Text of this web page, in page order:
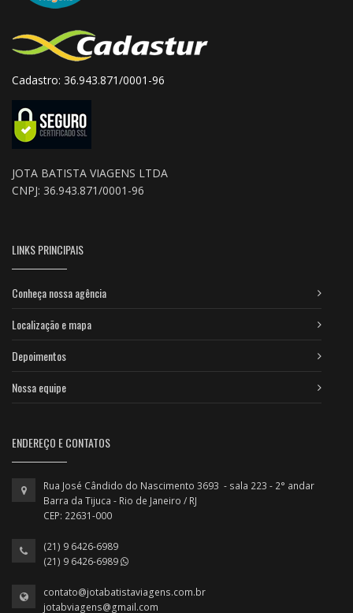
Cadastro: 36.943.871/0001-96
JOTA BATISTA VIAGENS LTDA
CNPJ: 36.943.871/0001-96
LINKS PRINCIPAIS
Conheça nossa agência
Localização e mapa
Depoimentos
Nossa equipe
ENDEREÇO E CONTATOS
Rua José Cândido do Nascimento 3693 - sala 223 - 2° andar
Barra da Tijuca - Rio de Janeiro / RJ
CEP: 22631-000
(21) 9 6426-6989
(21) 9 6426-6989
contato@jotabatistaviagens.com.br
jotabviagens@gmail.com